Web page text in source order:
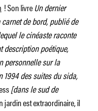
! Son livreUn dernier
de bord, publié de
le cinéaste raconte
description poétique,
personnelle sur la
des suites du sida,
[dans le sud de
jardin est extraordinaire, il